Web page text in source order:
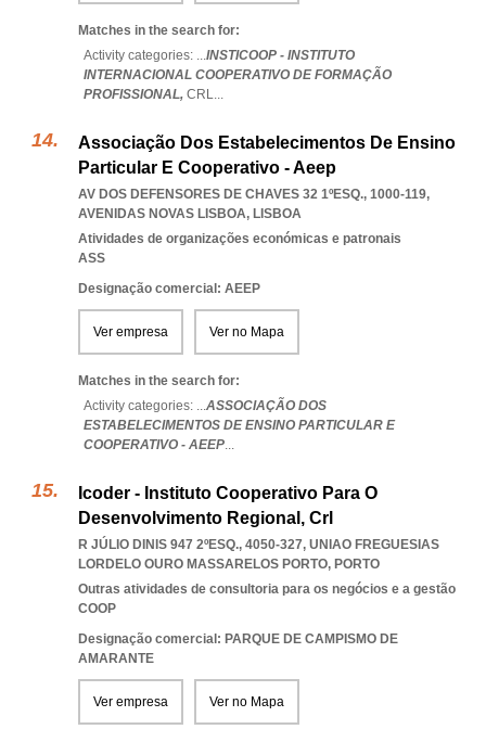
Matches in the search for:
Activity categories: ...INSTICOOP - INSTITUTO
INTERNACIONAL COOPERATIVO DE FORMAÇÃO
PROFISSIONAL, CRL...
Associação Dos Estabelecimentos De Ensino
Particular E Cooperativo - Aeep
AV DOS DEFENSORES DE CHAVES 32 1ºESQ., 1000-119,
AVENIDAS NOVAS LISBOA, LISBOA
Atividades de organizações económicas e patronais
ASS
Designação comercial: AEEP
Ver empresa Ver no Mapa
Matches in the search for:
Activity categories: ...ASSOCIAÇÃO DOS
ESTABELECIMENTOS DE ENSINO PARTICULAR E
COOPERATIVO - AEEP...
Icoder - Instituto Cooperativo Para O
Desenvolvimento Regional, Crl
R JÚLIO DINIS 947 2ºESQ., 4050-327, UNIAO FREGUESIAS
LORDELO OURO MASSARELOS PORTO, PORTO
Outras atividades de consultoria para os negócios e a gestão
COOP
Designação comercial: PARQUE DE CAMPISMO DE
AMARANTE
Ver empresa Ver no Mapa